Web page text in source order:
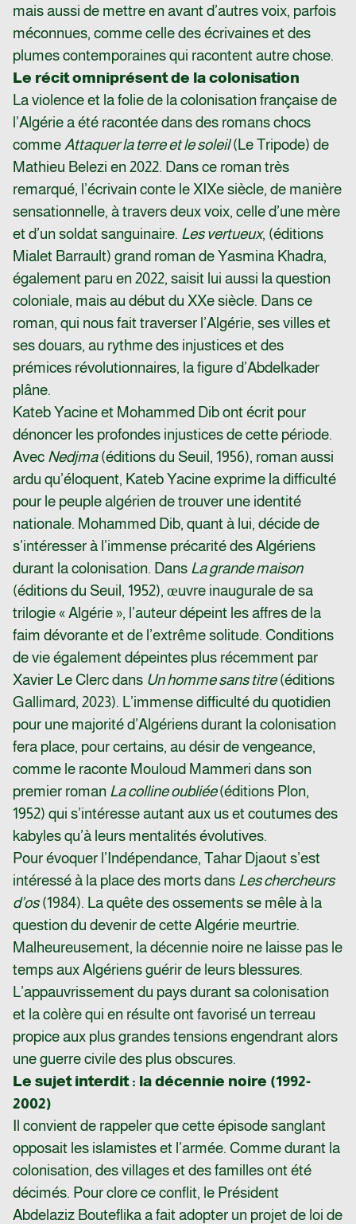
mais aussi de mettre en avant d’autres voix, parfois
méconnues, comme celle des écrivaines et des
plumes contemporaines qui racontent autre chose.
Le récit omniprésent de la colonisation
La violence et la folie de la colonisation française de
l’Algérie a été racontée dans des romans chocs
commeAttaquer la terre et le soleil(Le Tripode) de
Mathieu Belezi en 2022. Dans ce roman très
remarqué, l’écrivain conte le XIXe siècle, de manière
sensationnelle, à travers deux voix, celle d’une mère
et d’un soldat sanguinaire. Les vertueux, (éditions
Mialet Barrault) grand roman de Yasmina Khadra,
également paru en 2022, saisit lui aussi la question
coloniale, mais au début du XXe siècle. Dans ce
roman, qui nous fait traverser l’Algérie, ses villes et
ses douars, au rythme des injustices et des
prémices révolutionnaires, la figure d’Abdelkader
plâne.
Kateb Yacine et Mohammed Dib ont écrit pour
dénoncer les profondes injustices de cette période.
Avec Nedjma(éditions du Seuil, 1956), roman aussi
ardu qu’éloquent, Kateb Yacine exprime la difficulté
pour le peuple algérien de trouver une identité
nationale. Mohammed Dib, quant à lui, décide de
s’intéresser à l’immense précarité des Algériens
durant la colonisation. Dans La grande maison
(éditions du Seuil, 1952), œuvre inaugurale de sa
trilogie « Algérie », l’auteur dépeint les affres de la
faim dévorante et de l’extrême solitude. Conditions
de vie également dépeintes plus récemment par
Xavier Le Clerc dans Un homme sans titre(éditions
Gallimard, 2023). L’immense difficulté du quotidien
pour une majorité d’Algériens durant la colonisation
fera place, pour certains, au désir de vengeance,
comme le raconte Mouloud Mammeri dans son
premier roman La colline oubliée(éditions Plon,
1952) qui s’intéresse autant aux us et coutumes des
kabyles qu’à leurs mentalités évolutives.
Pour évoquer l’Indépendance, Tahar Djaout s’est
intéressé à la place des morts dans Les chercheurs
d’os(1984). La quête des ossements se mêle à la
question du devenir de cette Algérie meurtrie.
Malheureusement, la décennie noire ne laisse pas le
temps aux Algériens guérir de leurs blessures.
L’appauvrissement du pays durant sa colonisation
et la colère qui en résulte ont favorisé un terreau
propice aux plus grandes tensions engendrant alors
une guerre civile des plus obscures.
Le sujet interdit : la décennie noire (1992-
2002)
Il convient de rappeler que cette épisode sanglant
opposait les islamistes et l’armée. Comme durant la
colonisation, des villages et des familles ont été
décimés. Pour clore ce conflit, le Président
Abdelaziz Bouteflika a fait adopter un projet de loi de